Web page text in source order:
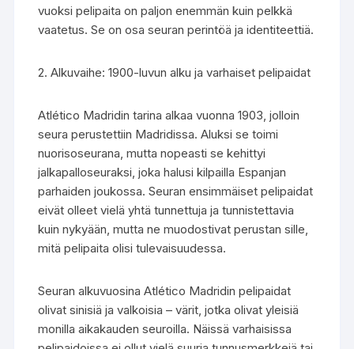
vuoksi pelipaita on paljon enemmän kuin pelkkä
vaatetus. Se on osa seuran perintöä ja identiteettiä.
2. Alkuvaihe: 1900-luvun alku ja varhaiset pelipaidat
Atlético Madridin tarina alkaa vuonna 1903, jolloin
seura perustettiin Madridissa. Aluksi se toimi
nuorisoseurana, mutta nopeasti se kehittyi
jalkapalloseuraksi, joka halusi kilpailla Espanjan
parhaiden joukossa. Seuran ensimmäiset pelipaidat
eivät olleet vielä yhtä tunnettuja ja tunnistettavia
kuin nykyään, mutta ne muodostivat perustan sille,
mitä pelipaita olisi tulevaisuudessa.
Seuran alkuvuosina Atlético Madridin pelipaidat
olivat sinisiä ja valkoisia – värit, jotka olivat yleisiä
monilla aikakauden seuroilla. Näissä varhaisissa